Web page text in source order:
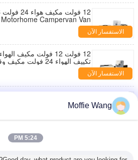
الهواءالاستفسار الآن
تكييف الهواء 24 فولت مكيف وقوف السيارات
الاستفسار الآن
الهواء 24 فولت 48 فولت مكيف الهواء 12 فولت
الاستفسار الآن
متنقل، نظام تكييف هواء
الاستفسار الآن
Moffie Wang
5:24 PM